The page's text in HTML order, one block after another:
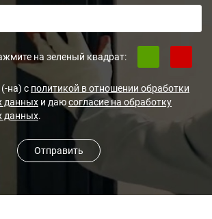
на зеленый квадрат:
на) с политикой в отношении обработки
данных и даюсогласие на обработку
данных.
Отправить